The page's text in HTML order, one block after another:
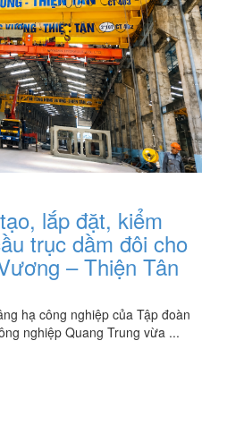
lắp đặt, kiểm
trục dầm đôi cho
– Thiện Tân
hạ công nghiệp của Tập đoàn
nghiệp Quang Trung vừa ...